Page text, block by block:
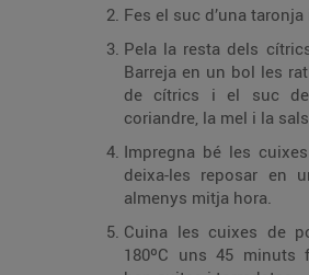
Fes el suc d’una taronja
Pela la resta dels
Barreja en un bol les
de cítrics i el suc
coriandre, la mel i la
Impregna bé les
deixa-les reposar en
almenys mitja hora.
Cuina les cuixes de
180ºC uns 45 minuts